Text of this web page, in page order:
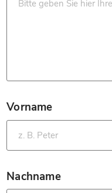
Vorname
*
Nachname
*